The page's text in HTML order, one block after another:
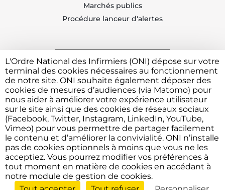
Marchés publics
Procédure lanceur d'alertes
Trouvez votre CDOI
Contacter l'ONI
Vous avez besoin de déposer une plainte ou faire un
signalement devant l'Ordre ?Cliquez ici
L'Ordre National des Infirmiers (ONI) dépose sur votre
terminal des cookies nécessaires au fonctionnement
de notre site. ONI souhaite également déposer des
cookies de mesures d’audiences (via Matomo) pour
nous aider à améliorer votre expérience utilisateur
sur le site ainsi que des cookies de réseaux sociaux
(Facebook, Twitter, Instagram, LinkedIn, YouTube,
Vimeo) pour vous permettre de partager facilement
le contenu et d’améliorer la convivialité. ONI n’installe
pas de cookies optionnels à moins que vous ne les
acceptiez. Vous pourrez modifier vos préférences à
tout moment en matière de cookies en accédant à
notre module de gestion de cookies.